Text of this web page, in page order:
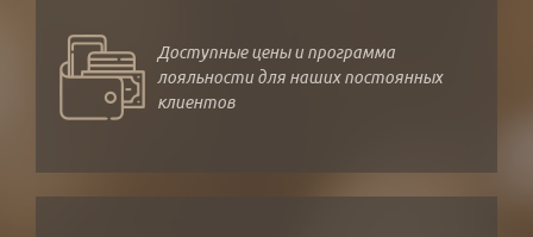
Доступные цены и программа
лояльности для наших постоянных
клиентов